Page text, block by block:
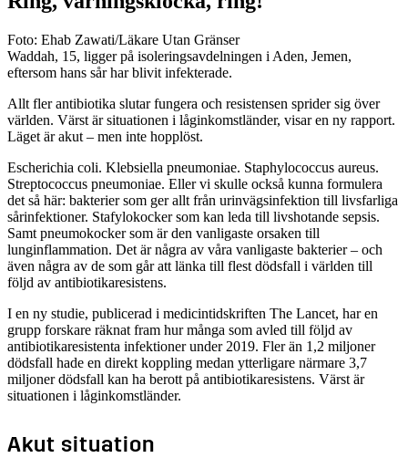
Foto: Ehab Zawati/Läkare Utan Gränser
Waddah, 15, ligger på isoleringsavdelningen i Aden, Jemen,
eftersom hans sår har blivit infekterade.
Allt fler antibiotika slutar fungera och resistensen sprider sig över
världen. Värst är situationen i låginkomstländer, visar en ny rapport.
Läget är akut – men inte hopplöst.
Escherichia coli. Klebsiella pneumoniae. Staphylococcus aureus.
Streptococcus pneumoniae. Eller vi skulle också kunna formulera
det så här: bakterier som ger allt från urinvägsinfektion till livsfarliga
sårinfektioner. Stafylokocker som kan leda till livshotande sepsis.
Samt pneumokocker som är den vanligaste orsaken till
lunginflammation. Det är några av våra vanligaste bakterier – och
även några av de som går att länka till flest dödsfall i världen till
följd av antibiotikaresistens.
I en ny studie, publicerad i medicintidskriften The Lancet, har en
grupp forskare räknat fram hur många som avled till följd av
antibiotikaresistenta infektioner under 2019. Fler än 1,2 miljoner
dödsfall hade en direkt koppling medan ytterligare närmare 3,7
miljoner dödsfall kan ha berott på antibiotikaresistens. Värst är
situationen i låginkomstländer.
Akut situation